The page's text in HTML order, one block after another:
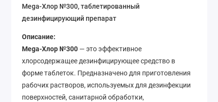
Mega-Хлор №300, таблетированный
дезинфицирующий препарат
Описание:
Mega-Хлор №300 — это эффективное
хлорсодержащее дезинфицирующее средство в
форме таблеток. Предназначено для приготовления
рабочих растворов, используемых для дезинфекции
поверхностей, санитарной обработки,